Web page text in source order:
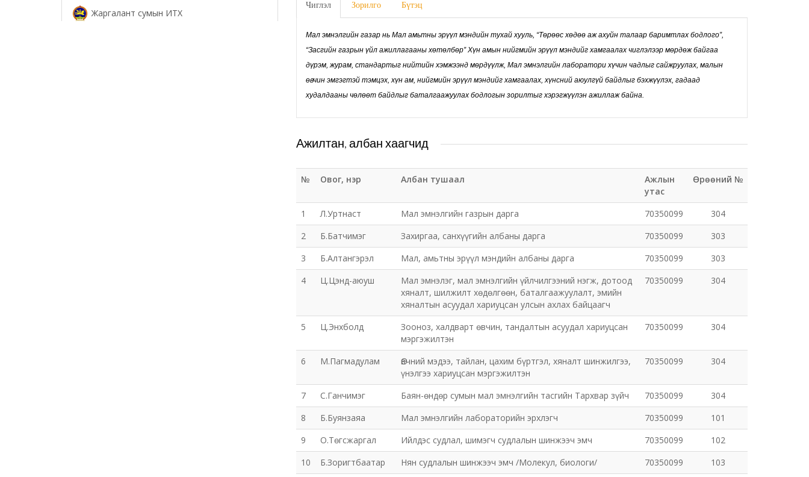
Жаргалант сумын ИТХ
Чиглэл Зорилго Бүтэц
Мал эмнэлгийн газар нь Мал амьтны эрүүл мэндийн тухай хууль, “Төрөөс хөдөө аж ахуйн талаар баримтлах бодлого”,
“Засгийн газрын үйл ажиллагааны хөтөлбөр” Хүн амын нийгмийн эрүүл мэндийг хамгаалах чиглэлээр мөрдөж байгаа
дүрэм, журам, стандартыг нийтийн хэмжээнд мөрдүүлж, Мал эмнэлгийн лаборатори хүчин чадлыг сайжруулах, малын
өвчин эмгэгтэй тэмцэх, хүн ам, нийгмийн эрүүл мэндийг хамгаалах, хүнсний аюулгүй байдлыг бэхжүүлэх, гадаад
худалдааны чөлөөт байдлыг баталгаажуулах бодлогын зорилтыг хэрэгжүүлэн ажиллаж байна.
Ажилтан, албан хаагчид
№ Овог, нэр Албан тушаал
Ажлын
утас
Өрөөний №
1 Л.Уртнаст Мал эмнэлгийн газрын дарга 70350099
304
2
Б.Батчимэг Захиргаа, санхүүгийн албаны дарга 70350099
303
3
Б.Алтангэрэл Мал, амьтны эрүүл мэндийн албаны дарга 70350099
303
4
Ц.Цэнд-аюуш
Мал эмнэлэг, мал эмнэлгийн үйлчилгээний нэгж, дотоод
хяналт, шилжилт хөдөлгөөн, баталгаажуулалт, эмийн
хяналтын асуудал хариуцсан улсын ахлах байцаагч
70350099 304
5 Ц.Энхболд
Зооноз, халдварт өвчин, тандалтын асуудал хариуцсан
мэргэжилтэн
70350099 304
6 М.Пагмадулам
Өвчний мэдээ, тайлан, цахим бүртгэл, хяналт шинжилгээ,
үнэлгээ хариуцсан мэргэжилтэн
70350099 304
7 С.Ганчимэг Баян-өндөр сумын мал эмнэлгийн тасгийн Тархвар зүйч 70350099
304
8
Б.Буянзаяа Мал эмнэлгийн лабораторийн эрхлэгч 70350099
101
9
О.Төгсжаргал Ийлдэс судлал, шимэгч судлалын шинжээч эмч 70350099
102
10
Б.Зоригтбаатар Нян судлалын шинжээч эмч /Молекул, биологи/ 70350099 103